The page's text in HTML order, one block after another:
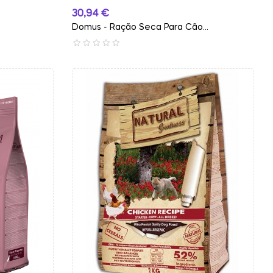
Preço
30,94 €
Domus - Ração Seca Para Cão...